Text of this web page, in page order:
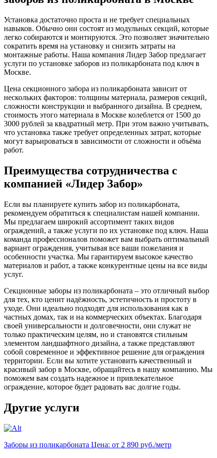
Установка достаточно проста и не требует специальных
навыков. Обычно они состоят из модульных секций, которые
легко собираются и монтируются. Это позволяет значительно
сократить время на установку и снизить затраты на
монтажные работы. Наша компания Лидер Забор предлагает
услуги по установке заборов из поликарбоната под ключ в
Москве.
Цена секционного забора из поликарбоната зависит от
нескольких факторов: толщины материала, размеров секций,
сложности конструкции и выбранного дизайна. В среднем,
стоимость этого материала в Москве колеблется от 1500 до
3000 рублей за квадратный метр. При этом важно учитывать,
что установка также требует определенных затрат, которые
могут варьироваться в зависимости от сложности и объёма
работ.
Преимущества сотрудничества с
компанией «Лидер Забор»
Если вы планируете купить забор из поликарбоната,
рекомендуем обратиться к специалистам нашей компании.
Мы предлагаем широкий ассортимент таких видов
ограждений, а также услуги по их установке под ключ. Наша
команда профессионалов поможет вам выбрать оптимальный
вариант ограждения, учитывая все ваши пожелания и
особенности участка. Мы гарантируем высокое качество
материалов и работ, а также конкурентные цены на все виды
услуг.
Секционные заборы из поликарбоната – это отличный выбор
для тех, кто ценит надёжность, эстетичность и простоту в
уходе. Они идеально подходят для использования как в
частных домах, так и на коммерческих объектах. Благодаря
своей универсальности и долговечности, они служат не
только практическим целям, но и становятся стильным
элементом ландшафтного дизайна, а также представляют
собой современное и эффективное решение для ограждения
территории. Если вы хотите установить качественный и
красивый забор в Москве, обращайтесь в нашу компанию. Мы
поможем вам создать надежное и привлекательное
ограждение, которое будет радовать вас долгие годы.
Другие услуги
Заборы из поликарбоната Цена: от 2 890 руб./метр